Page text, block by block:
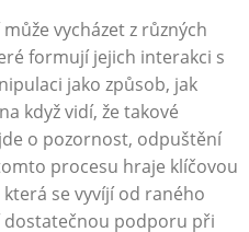
vycházet z různých
formují jejich interakci s
jako způsob, jak
když vidí, že takové
o pozornost, odpuštění
procesu hraje klíčovou
se vyvíjí od raného
dostatečnou podporu při